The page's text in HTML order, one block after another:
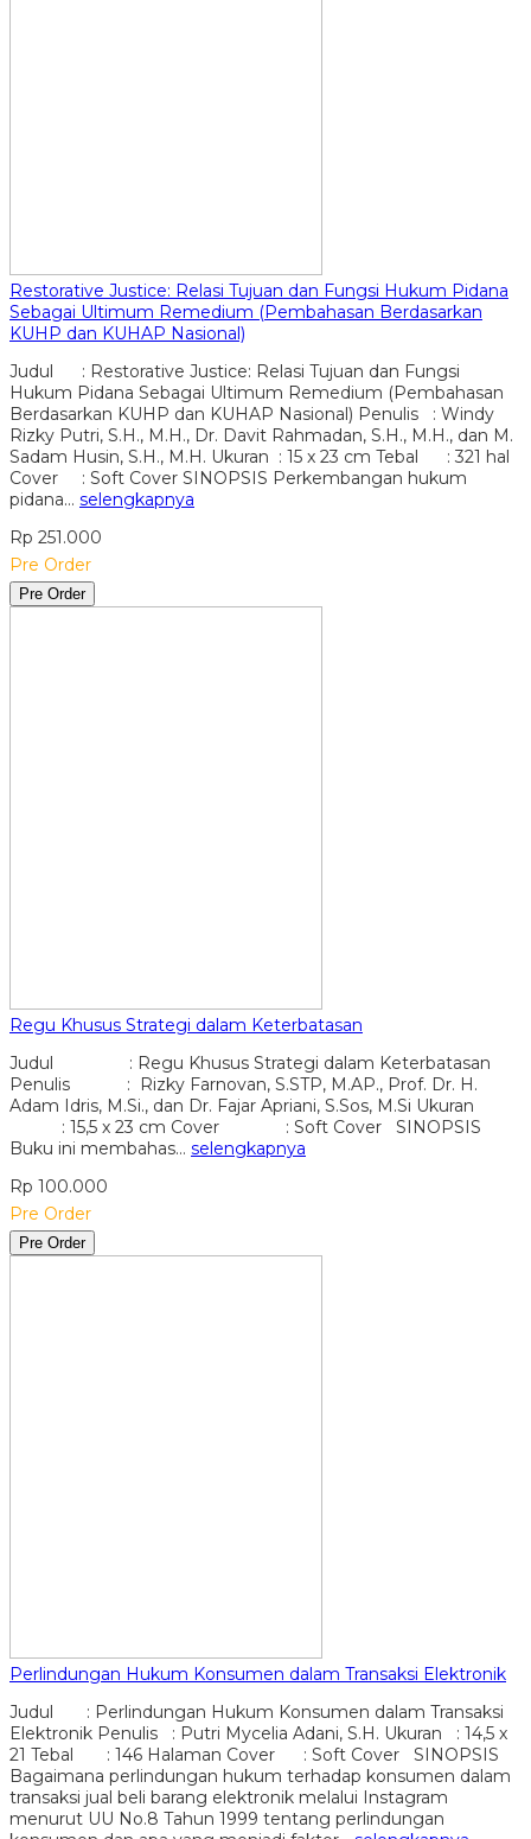
Restorative Justice: Relasi Tujuan dan Fungsi Hukum Pidana
Sebagai Ultimum Remedium (Pembahasan Berdasarkan
KUHP dan KUHAP Nasional)
Judul : Restorative Justice: Relasi Tujuan dan Fungsi
Hukum Pidana Sebagai Ultimum Remedium (Pembahasan
Berdasarkan KUHP dan KUHAP Nasional) Penulis : Windy
Rizky Putri, S.H., M.H., Dr. Davit Rahmadan, S.H., M.H., dan M.
Sadam Husin, S.H., M.H. Ukuran : 15 x 23 cm Tebal : 321 hal
Cover : Soft Cover SINOPSIS Perkembangan hukum
pidana… selengkapnya
Rp 251.000
Pre Order
Pre Order
Regu Khusus Strategi dalam Keterbatasan
Judul : Regu Khusus Strategi dalam Keterbatasan
Penulis : Rizky Farnovan, S.STP, M.AP., Prof. Dr. H.
Adam Idris, M.Si., dan Dr. Fajar Apriani, S.Sos, M.Si Ukuran
: 15,5 x 23 cm Cover : Soft Cover SINOPSIS
Buku ini membahas… selengkapnya
Rp 100.000
Pre Order
Pre Order
Perlindungan Hukum Konsumen dalam Transaksi Elektronik
Judul : Perlindungan Hukum Konsumen dalam Transaksi
Elektronik Penulis : Putri Mycelia Adani, S.H. Ukuran : 14,5 x
21 Tebal : 146 Halaman Cover : Soft Cover SINOPSIS
Bagaimana perlindungan hukum terhadap konsumen dalam
transaksi jual beli barang elektronik melalui Instagram
menurut UU No.8 Tahun 1999 tentang perlindungan